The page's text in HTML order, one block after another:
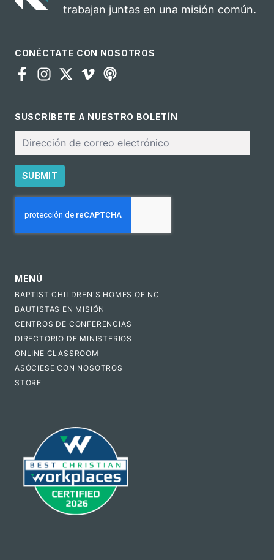
trabajan juntas en una misión común.
CONÉCTATE CON NOSOTROS
SUSCRÍBETE A NUESTRO BOLETÍN
electrónico
SUBMIT
MENÚ
BAPTIST CHILDREN'S HOMES OF NC
BAUTISTAS EN MISIÓN
CENTROS DE CONFERENCIAS
DIRECTORIO DE MINISTERIOS
ONLINE CLASSROOM
ASÓCIESE CON NOSOTROS
STORE